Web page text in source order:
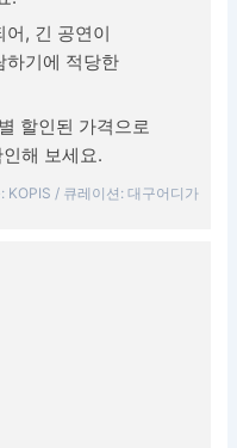
어, 긴 공연이
하기에 적당한
할인된 가격으로
해 보세요.
KOPIS / 큐레이션: 대구어디가